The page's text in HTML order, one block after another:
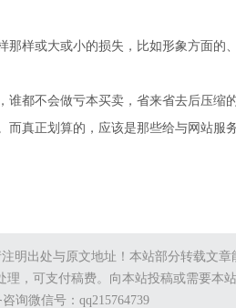
样或大或小的损失，比如形象方面的
谁都不会做亏本买卖，省来省去后压
而真正划算的，应该是那些给与网站服
明出处与原文地址！本站部分转载文
理，可支付稿费。向本站投稿或需要本
询微信号：qq215764739